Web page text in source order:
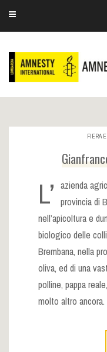
FIERA
L’ azienda
provincia di
nell’apicoltura e
biologico delle
Brembana, nella
oliva, ed di una
polline, pappa
molto altro